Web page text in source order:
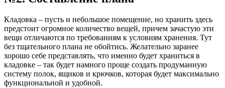
Кладовка – пусть и небольшое помещение, но хранить здесь
предстоит огромное количество вещей, причем зачастую эти
вещи отличаются по требованиям к условиям хранения. Тут
без тщательного плана не обойтись. Желательно заранее
хорошо себе представлять, что именно будет храниться в
кладовке – так будет намного проще создать продуманную
систему полок, ящиков и крючков, которая будет максимально
функциональной и удобной.